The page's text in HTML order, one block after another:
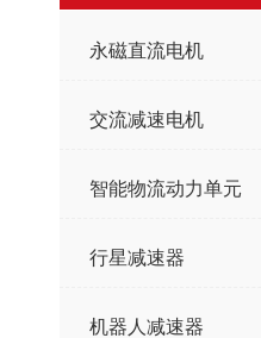
永磁直流电机
交流减速电机
智能物流动力单元
行星减速器
机器人减速器